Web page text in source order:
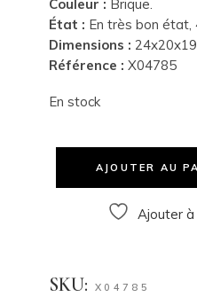
Couleur : Brique.
État : En très bon état,
Dimensions :
Référence : X04785
En stock
AJOUTER AU
Ajouter à
SKU: X04785